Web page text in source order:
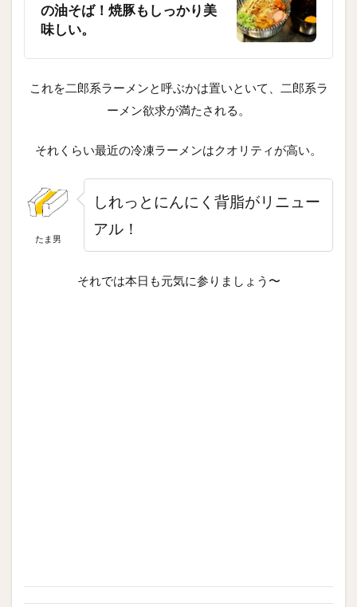
の油そば！焼豚もしっかり美
味しい。
これを二郎系ラーメンと呼ぶかは置いといて、二郎系ラ
ーメン欲求が満たされる。
それくらい最近の冷凍ラーメンはクオリティが高い。
たま男
しれっとにんにく背脂がリニュー
アル！
それでは本日も元気に参りましょう〜